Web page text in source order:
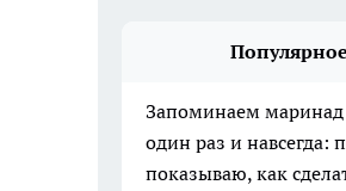
Популярное
Запоминаем
один раз и навсегда:
показываю, как